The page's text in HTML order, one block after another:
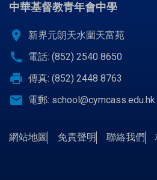
中華基督教青年會中學
location_on 新界元朗天水圍天富苑
call 電話: (852) 2540 8650
print 傳真: (852) 2448 8763
email 電郵: school@cymcass.edu.hk
網站地圖 免責聲明 聯絡我們